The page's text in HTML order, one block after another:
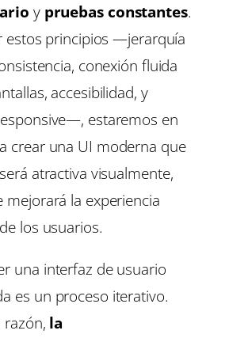
y pruebas constantes.
estos principios —jerarquía
conexión fluida
accesibilidad, y
estaremos en
crear una UI moderna que
atractiva visualmente,
mejorará la experiencia
los usuarios.
una interfaz de usuario
es un proceso iterativo.
razón, la